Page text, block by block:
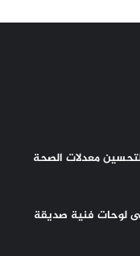
معدلات الصحة
لوحات فنية صديقة